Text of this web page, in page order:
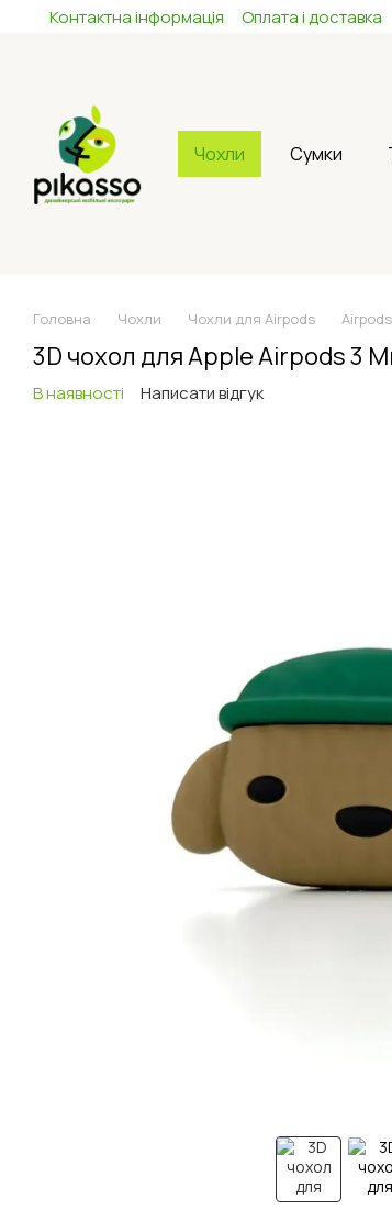
Перейти до основного контенту
Контактна інформація Оплата і доставка
Чохли Сумки
Головна Чохли Чохли для Airpods
3D чохол для Apple Airpods 3
В наявності Написати відгук